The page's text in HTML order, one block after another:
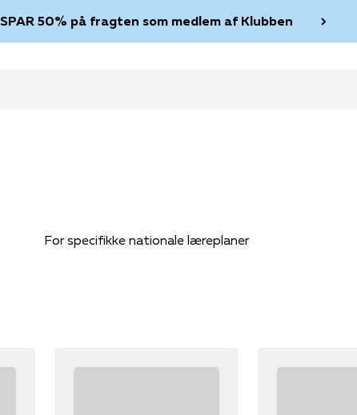
SPAR 50% på fragten som medlem af Klubben
For specifikke nationale læreplaner